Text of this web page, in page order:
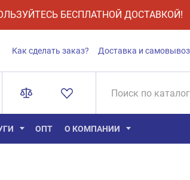
БЕСПЛАТНОЙ ДОСТАВКОЙ!
Как сделать заказ? Доставка и самовывоз
ОПТ О КОМПАНИИ